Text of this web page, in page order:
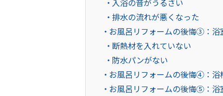
入浴の音がうるさい
排水の流れが悪くなった
お風呂リフォームの後悔③：浴
断熱材を入れていない
防水パンがない
お風呂リフォームの後悔④：浴
お風呂リフォームの後悔⑤：浴